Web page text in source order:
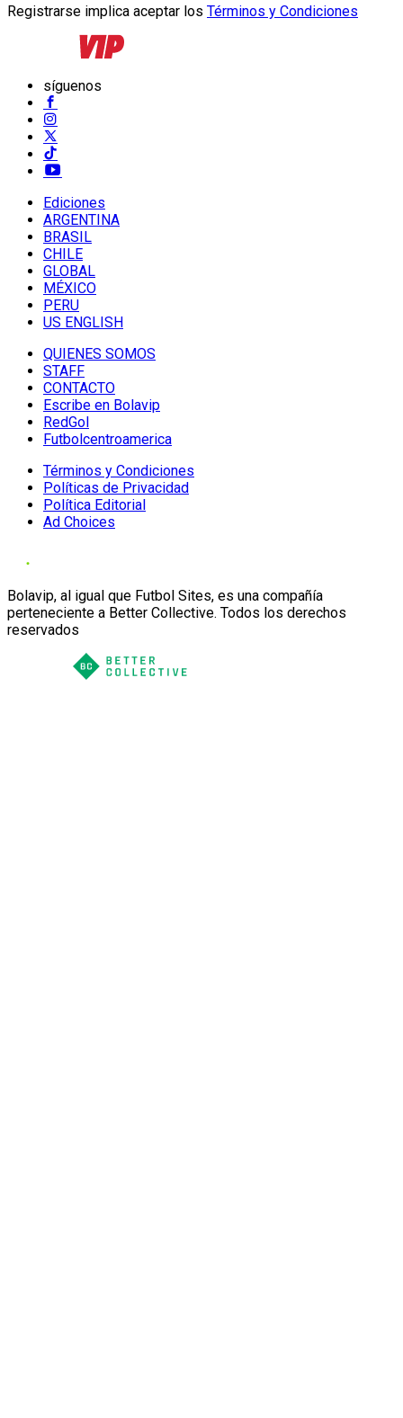
Registrarse implica aceptar los Términos y Condiciones
síguenos
Ediciones
ARGENTINA
BRASIL
CHILE
GLOBAL
MÉXICO
PERU
US ENGLISH
QUIENES SOMOS
STAFF
CONTACTO
Escribe en Bolavip
RedGol
Futbolcentroamerica
Términos y Condiciones
Políticas de Privacidad
Política Editorial
Ad Choices
Bolavip, al igual que Futbol Sites, es una compañía
perteneciente a Better Collective. Todos los derechos
reservados